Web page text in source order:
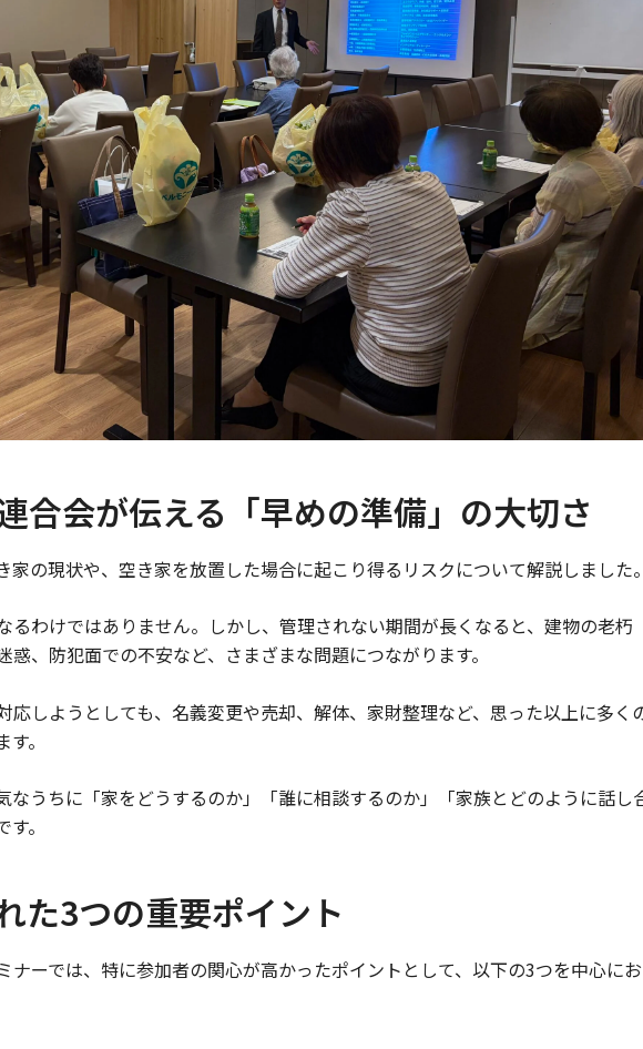
合会が伝える「早めの準備」の大切さ
家の現状や、空き家を放置した場合に起こり得るリスクについて解説しました
るわけではありません。しかし、管理されない期間が長くなると、建物の老朽
、防犯面での不安など、さまざまな問題につながります。
応しようとしても、名義変更や売却、解体、家財整理など、思った以上に多く
。
なうちに「家をどうするのか」「誰に相談するのか」「家族とどのように話し
。
た3つの重要ポイント
ナーでは、特に参加者の関心が高かったポイントとして、以下の3つを中心に